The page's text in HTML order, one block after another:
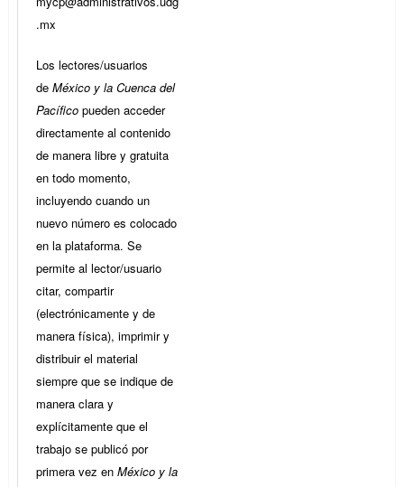
.mx
Los lectores/usuarios
de México y la Cuenca del
Pacífico pueden acceder
directamente al contenido
de manera libre y gratuita
en todo momento,
incluyendo cuando un
nuevo número es colocado
en la plataforma. Se
permite al lector/usuario
citar, compartir
(electrónicamente y de
manera física), imprimir y
distribuir el material
siempre que se indique de
manera clara y
explícitamente que el
trabajo se publicó por
primera vez en México y la